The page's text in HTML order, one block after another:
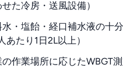
た冷房・送風設備）
水・塩飴・経口補水液の十
あたり1日2L以上）
の作業場所に応じたWBGT